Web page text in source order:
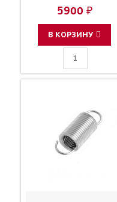
11061-0122 11061-0184
11061-0194 11061-0869
11060-1842
5900 ₽
В КОРЗИНУ